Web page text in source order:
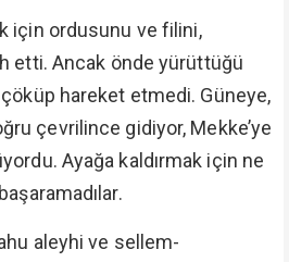
için ordusunu ve filini,
etti. Ancak önde yürüttüğü
hareket etmedi. Güneye,
çevrilince gidiyor, Mekke’ye
Ayağa kaldırmak için ne
aleyhi ve sellem-